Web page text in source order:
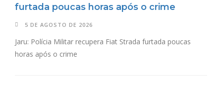
furtada poucas horas após o crime
5 DE AGOSTO DE 2026
Jaru: Polícia Militar recupera Fiat Strada furtada poucas
horas após o crime